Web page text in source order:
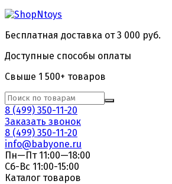
Бесплатная доставка от 3 000 руб.
Доступные способы оплаты
Свыше 1 500+ товаров
8 (499) 350-11-20
Заказать звонок
8 (499) 350-11-20
info@babyone.ru
Пн—Пт 11:00—18:00
Сб-Вс 11:00-15:00
Каталог товаров